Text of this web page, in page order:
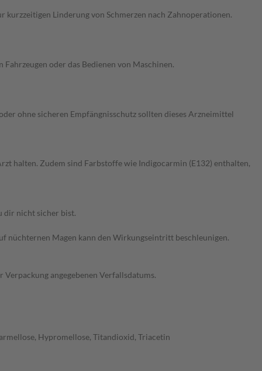
Linderung von Schmerzen nach Zahnoperationen.
oder das Bedienen von Maschinen.
ohne sicheren Empfängnisschutz sollten dieses Arzneimittel
halten. Zudem sind Farbstoffe wie Indigocarmin (E132) enthalten,
dir nicht sicher bist.
nüchternen Magen kann den Wirkungseintritt beschleunigen.
angegebenen Verfallsdatums.
Hypromellose, Titandioxid, Triacetin